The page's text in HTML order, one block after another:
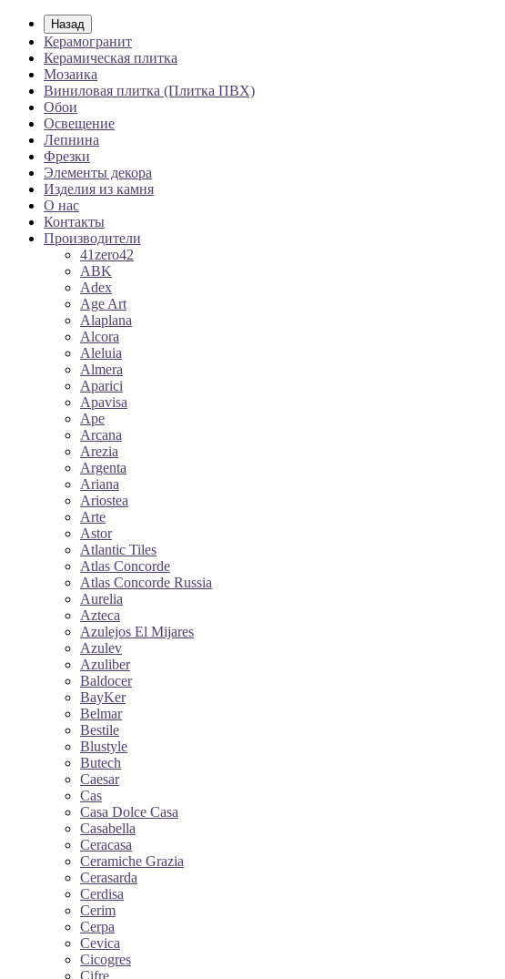
Назад
Керамогранит
Керамическая плитка
Мозаика
Виниловая плитка (Плитка ПВХ)
Обои
Освещение
Лепнина
Фрезки
Элементы декора
Изделия из камня
О нас
Контакты
Производители
41zero42
ABK
Adex
Age Art
Alaplana
Alcora
Aleluia
Almera
Aparici
Apavisa
Ape
Arcana
Arezia
Argenta
Ariana
Ariostea
Arte
Astor
Atlantic Tiles
Atlas Concorde
Atlas Concorde Russia
Aurelia
Azteca
Azulejos El Mijares
Azulev
Azuliber
Baldocer
BayKer
Belmar
Bestile
Blustyle
Butech
Caesar
Cas
Casa Dolce Casa
Casabella
Ceracasa
Ceramiche Grazia
Cerasarda
Cerdisa
Cerim
Cerpa
Cevica
Cicogres
Cifre